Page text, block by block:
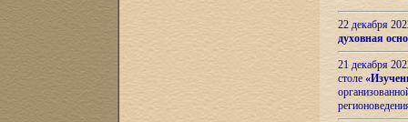
22 декабря
духовная
21 декабря
столе